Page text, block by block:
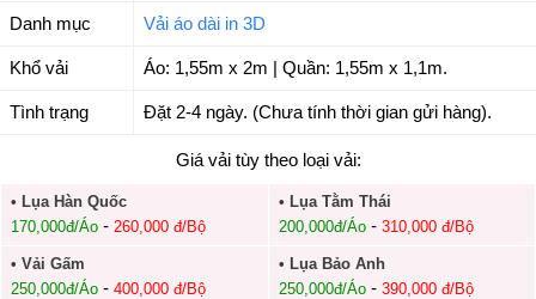
Danh mục Vải áo dài in 3D
Khổ vải Áo: 1,55m x 2m | Quần: 1,55m x 1,1m.
Tình trạng Đặt 2-4 ngày. (Chưa tính thời gian gửi hàng).
Giá vải tùy theo loại vải:
• Lụa Hàn Quốc
170,000đ/Áo - 260,000 đ/Bộ
• Lụa Tằm Thái
200,000đ/Áo- 310,000 đ/Bộ
• Vải Gấm
250,000đ/Áo - 400,000 đ/Bộ
• Lụa Bảo Anh
250,000đ/Áo- 390,000 đ/Bộ